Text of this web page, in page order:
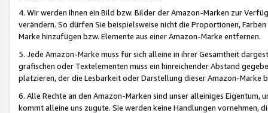
4. Wir werden Ihnen ein Bild bzw. Bilder der Amazon-Marken zur
verändern. So dürfen Sie beispielsweise nicht die Proportionen,
Marke hinzufügen bzw. Elemente aus einer Amazon-Marke entfernen.
5. Jede Amazon-Marke muss für sich alleine in ihrer Gesamtheit
grafischen oder Textelementen muss ein hinreichender Abstand
platzieren, der die Lesbarkeit oder Darstellung dieser Amazon-Marke
6. Alle Rechte an den Amazon-Marken sind unser alleiniges
kommt alleine uns zugute. Sie werden keine Handlungen vornehmen,